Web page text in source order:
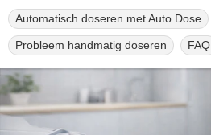
Automatisch doseren met Auto Dose
Probleem handmatig doseren FAQ